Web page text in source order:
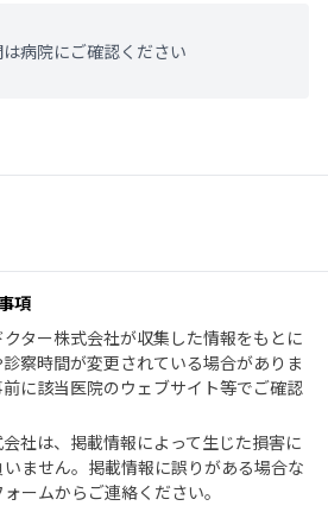
病院にご確認ください
項
ター株式会社が収集した情報をもとに
察時間が変更されている場合がありま
に該当医院のウェブサイト等でご確認
社は、掲載情報によって生じた損害に
ません。掲載情報に誤りがある場合な
ームからご連絡ください。